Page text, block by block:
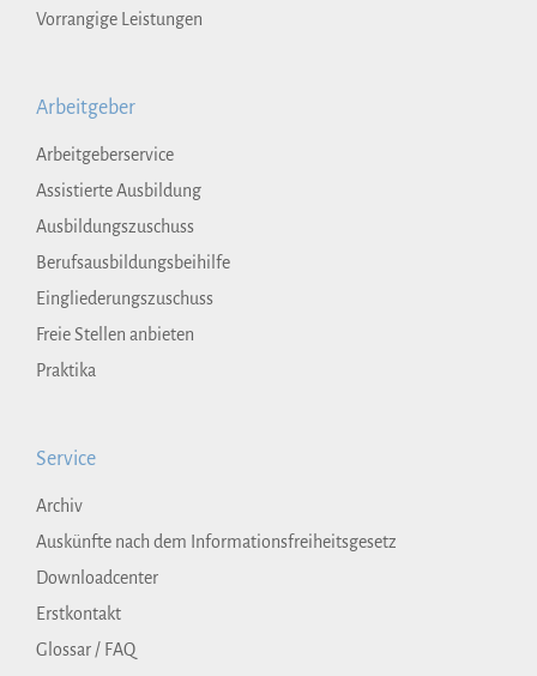
Vorrangige Leistungen
Arbeitgeber
Arbeitgeberservice
Assistierte Ausbildung
Ausbildungszuschuss
Berufsausbildungsbeihilfe
Eingliederungszuschuss
Freie Stellen anbieten
Praktika
Service
Archiv
Auskünfte nach dem Informationsfreiheitsgesetz
Downloadcenter
Erstkontakt
Glossar / FAQ